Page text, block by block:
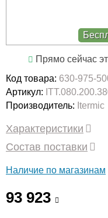
Прямо сейчас
Код товара: 630-975-
Артикул:
Производитель: Itermic
Характеристики
Состав поставки
Наличие по магазинам
93 923